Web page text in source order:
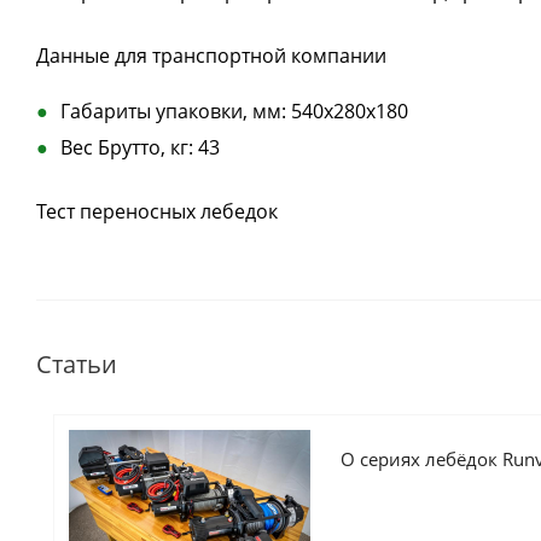
Данные для транспортной компании
Габариты упаковки, мм: 540x280x180
Вес Брутто, кг: 43
Тест переносных лебедок
Статьи
О сериях лебёдок